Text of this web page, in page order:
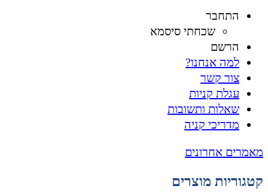
התחבר
שכחתי סיסמא
הרשם
למה אנחנו?
צור קשר
עגלת קניות
שאלות ותשובות
מדריכי קניה
מאמרים אחרונים
קטגוריות מוצרים